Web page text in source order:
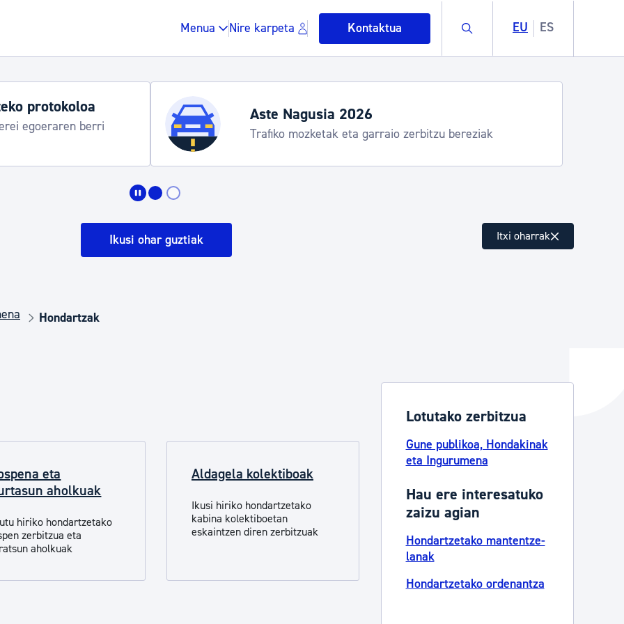
Menua Nire karpeta Kontaktua Buscar EU ES
Gune publikoa, hondakinak eta ingurumena
Berdintasuna, Giza Eskubideak eta bizikidetza
Kultura
Turismoa
protokoloa
egoeraren berri
Aste Nagusia 2026
Trafiko mozketak eta garraio zerbitzu bereziak
Ikusi ohar guztiak Itxi oharrak
Hondartzak
eta
aholkuak
hiriko hondartzetako
zerbitzua eta
aholkuak
Aldagela kolektiboak
Ikusi hiriko hondartzetako
kabina kolektiboetan
eskaintzen diren zerbitzuak
Lotutako zerbitzua
Gune publikoa, Hondakinak
eta Ingurumena
Hau ere interesatuko
zaizu agian
Hondartzetako mantentze-
lanak
Hondartzetako ordenantza